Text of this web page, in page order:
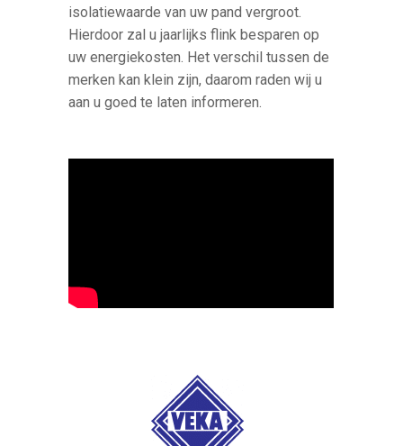
isolatiewaarde van uw pand vergroot.
Hierdoor zal u jaarlijks flink besparen op
uw energiekosten. Het verschil tussen de
merken kan klein zijn, daarom raden wij u
aan u goed te laten informeren.